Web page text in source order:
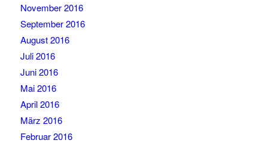
November 2016
September 2016
August 2016
Juli 2016
Juni 2016
Mai 2016
April 2016
März 2016
Februar 2016